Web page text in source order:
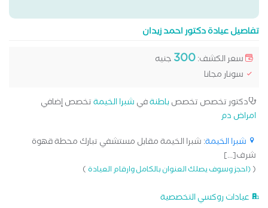
تفاصيل عيادة دكتور احمد زيدان
سعر الكشف:300 جنيه
سونار مجانا
دكتور تخصص تخصصباطنةفي شبرا الخيمةتخصص إضافي
امراض دم
شبرا الخيمة: شبرا الخيمة مقابل مستشفي تبارك محطة قهوة
شرف[...]
((احجز وسوف يصلك العنوان بالكامل وارقام العيادة)
عيادات روكسي التخصصية